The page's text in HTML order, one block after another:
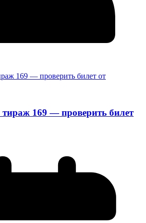
тираж 169 — проверить билет